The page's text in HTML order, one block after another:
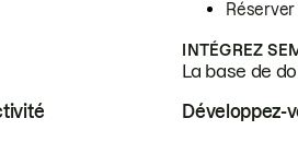
INTÉGREZ
La base de
Développez-